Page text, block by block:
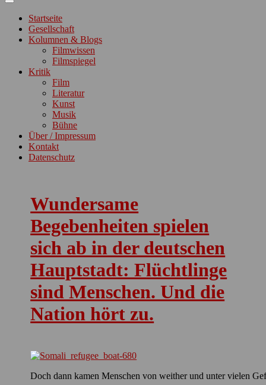
Suchfeld
ein-/ausblenden
Startseite
Gesellschaft
Kolumnen & Blogs
Filmwissen
Filmspiegel
Kritik
Film
Literatur
Kunst
Musik
Bühne
Über / Impressum
Kontakt
Datenschutz
Wundersame
Begebenheiten spielen
sich ab in der deutschen
Hauptstadt: Flüchtlinge
sind Menschen. Und die
Nation hört zu.
Doch dann kamen Menschen von weither und unter vielen